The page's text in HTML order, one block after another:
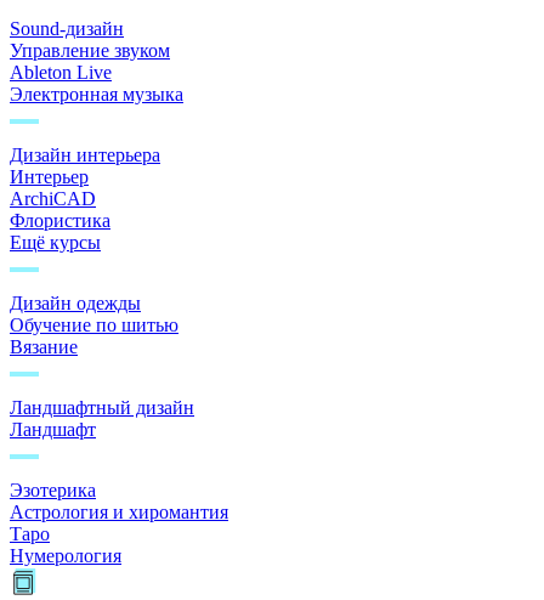
Sound-дизайн
Управление звуком
Ableton Live
Электронная музыка
Дизайн интерьера
Интерьер
ArchiCAD
Флористика
Ещё курсы
Дизайн одежды
Обучение по шитью
Вязание
Ландшафтный дизайн
Ландшафт
Эзотерика
Астрология и хиромантия
Таро
Нумерология